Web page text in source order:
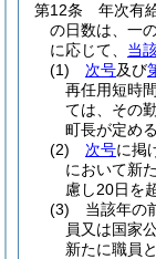
第12条
年次有
の日数は、一
に応じて、 当
(1)
次号及び
再任用短時
ては、その
町長が定め
(2)
次号に掲
において新
慮し20日を
(3)
当該年の
員又は国家
新たに職員